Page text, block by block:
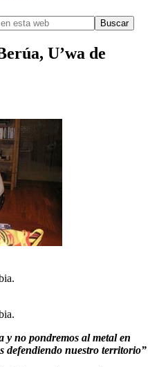
U’wa de
y no pondremos al metal en
defendiendo nuestro territorio”